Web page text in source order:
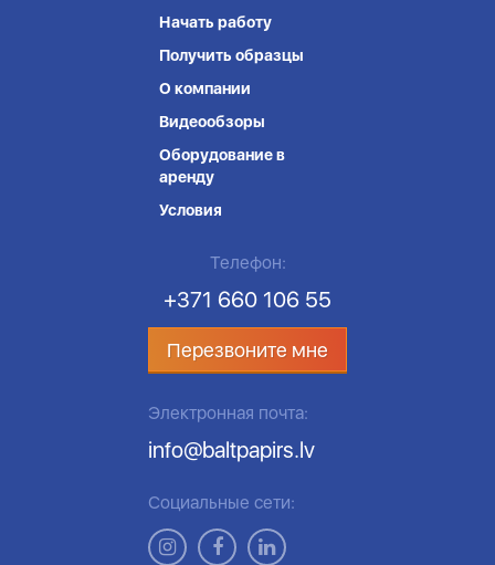
Начать работу
Получить образцы
О компании
Видеообзоры
Оборудование в
аренду
Условия
Телефон:
+371 660 106 55
Перезвоните мне
Электронная почта:
info@baltpapirs.lv
Социальные сети: